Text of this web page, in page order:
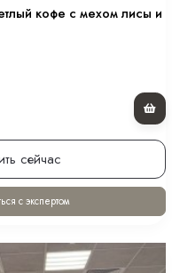
кофе с мехом лисы и
сейчас
с экспертом
“черный” 80 см.
70 см.